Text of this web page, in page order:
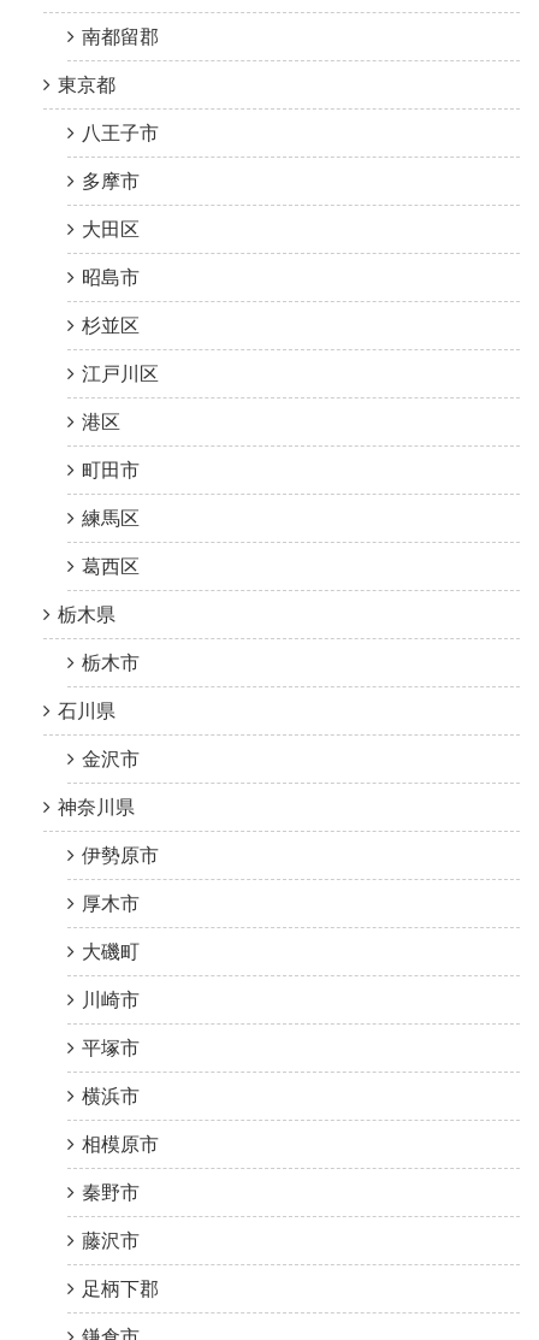
南都留郡
東京都
八王子市
多摩市
大田区
昭島市
杉並区
江戸川区
港区
町田市
練馬区
葛西区
栃木県
栃木市
石川県
金沢市
神奈川県
伊勢原市
厚木市
大磯町
川崎市
平塚市
横浜市
相模原市
秦野市
藤沢市
足柄下郡